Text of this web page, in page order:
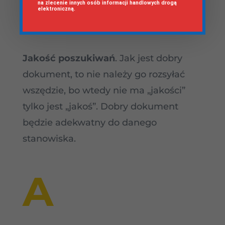
J
Jakość poszukiwań. Jak jest dobry
dokument, to nie należy go rozsyłać
wszędzie, bo wtedy nie ma „jakości”
tylko jest „jakoś”. Dobry dokument
będzie adekwatny do danego
stanowiska.
A
na zlecenie innych osób informacji handlowych drogą
elektroniczną.